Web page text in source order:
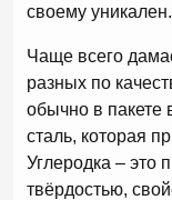
своему уникален.
Чаще всего
разных по
обычно в пакете
сталь, которая
Углеродка – это
твёрдостью,